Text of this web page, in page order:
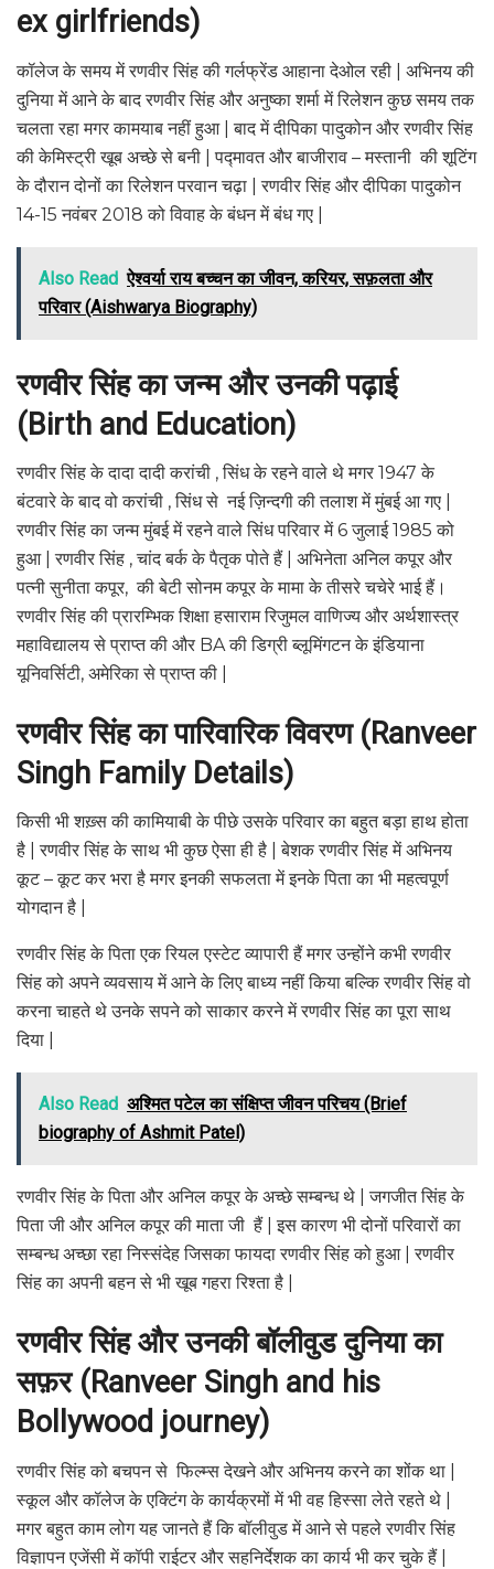
ex girlfriends)
कॉलेज के समय में रणवीर सिंह की गर्लफ्रेंड आहाना देओल रही | अभिनय की
दुनिया में आने के बाद रणवीर सिंह और अनुष्का शर्मा में रिलेशन कुछ समय तक
चलता रहा मगर कामयाब नहीं हुआ | बाद में दीपिका पादुकोन और रणवीर सिंह
की केमिस्ट्री खूब अच्छे से बनी | पद्मावत और बाजीराव – मस्तानी की शूटिंग
के दौरान दोनों का रिलेशन परवान चढ़ा | रणवीर सिंह और दीपिका पादुकोन
14-15 नवंबर 2018 को विवाह के बंधन में बंध गए |
Also Read ऐश्वर्या राय बच्चन का जीवन, करियर, सफ़लता और
परिवार (Aishwarya Biography)
रणवीर सिंह का जन्म और उनकी पढ़ाई
(Birth and Education)
रणवीर सिंह के दादा दादी करांची , सिंध के रहने वाले थे मगर 1947 के
बंटवारे के बाद वो करांची , सिंध से नई ज़िन्दगी की तलाश में मुंबई आ गए |
रणवीर सिंह का जन्म मुंबई में रहने वाले सिंध परिवार में 6 जुलाई 1985 को
हुआ | रणवीर सिंह , चांद बर्क के पैतृक पोते हैं | अभिनेता अनिल कपूर और
पत्नी सुनीता कपूर, की बेटी सोनम कपूर के मामा के तीसरे चचेरे भाई हैं।
रणवीर सिंह की प्रारम्भिक शिक्षा हसाराम रिजुमल वाणिज्य और अर्थशास्त्र
महाविद्यालय से प्राप्त की और BA की डिग्री ब्लूमिंगटन के इंडियाना
यूनिवर्सिटी, अमेरिका से प्राप्त की |
रणवीर सिंह का पारिवारिक विवरण (Ranveer
Singh Family Details)
किसी भी शख़्स की कामियाबी के पीछे उसके परिवार का बहुत बड़ा हाथ होता
है | रणवीर सिंह के साथ भी कुछ ऐसा ही है | बेशक रणवीर सिंह में अभिनय
कूट – कूट कर भरा है मगर इनकी सफलता में इनके पिता का भी महत्वपूर्ण
योगदान है |
रणवीर सिंह के पिता एक रियल एस्टेट व्यापारी हैं मगर उन्होंने कभी रणवीर
सिंह को अपने व्यवसाय में आने के लिए बाध्य नहीं किया बल्कि रणवीर सिंह वो
करना चाहते थे उनके सपने को साकार करने में रणवीर सिंह का पूरा साथ
दिया |
Also Read अश्मित पटेल का संक्षिप्त जीवन परिचय (Brief
biography of Ashmit Patel)
रणवीर सिंह के पिता और अनिल कपूर के अच्छे सम्बन्ध थे | जगजीत सिंह के
पिता जी और अनिल कपूर की माता जी हैं | इस कारण भी दोनों परिवारों का
सम्बन्ध अच्छा रहा निस्संदेह जिसका फायदा रणवीर सिंह को हुआ | रणवीर
सिंह का अपनी बहन से भी खूब गहरा रिश्ता है |
रणवीर सिंह और उनकी बॉलीवुड दुनिया का
सफ़र(Ranveer Singh and his
Bollywood journey)
रणवीर सिंह को बचपन से फिल्म्स देखने और अभिनय करने का शोंक था |
स्कूल और कॉलेज के एक्टिंग के कार्यक्रमों में भी वह हिस्सा लेते रहते थे |
मगर बहुत काम लोग यह जानते हैं कि बॉलीवुड में आने से पहले रणवीर सिंह
विज्ञापन एजेंसी में कॉपी राईटर और सहनिर्देशक का कार्य भी कर चुके हैं |